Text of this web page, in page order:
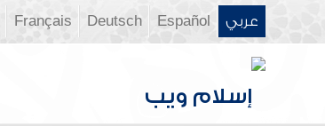
عربي Español
Deutsch
Français